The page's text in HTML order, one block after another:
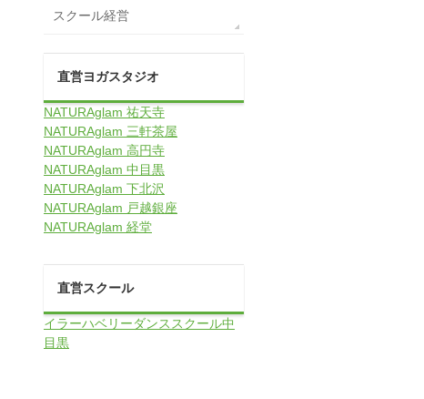
スクール経営
直営ヨガスタジオ
NATURAglam 祐天寺
NATURAglam 三軒茶屋
NATURAglam 高円寺
NATURAglam 中目黒
NATURAglam 下北沢
NATURAglam 戸越銀座
NATURAglam 経堂
直営スクール
イラーハベリーダンススクール中
目黒